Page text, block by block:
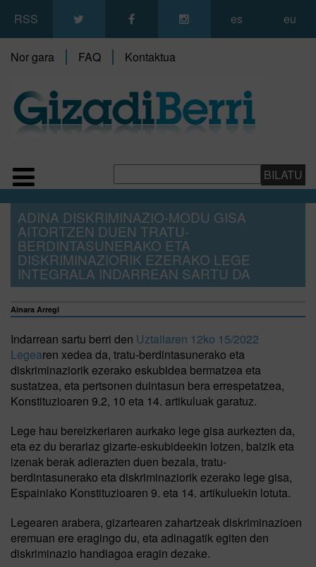
RSS es eu
Nor gara FAQ Kontaktua
ADINA DISKRIMINAZIO-MODU GISA
AITORTZEN DUEN TRATU-
BERDINTASUNERAKO ETA
DISKRIMINAZIORIK EZERAKO LEGE
INTEGRALA INDARREAN SARTU DA
Ainara Arregi
Indarrean sartu berri den Uztailaren 12ko 15/2022
Legearen xedea da, tratu-berdintasunerako eta
diskriminaziorik ezerako eskubidea bermatzea eta
sustatzea, eta pertsonen duintasun bera errespetatzea,
Konstituzioaren 9.2, 10 eta 14. artikuluak garatuz.
Lege hau bereizkeriaren aurkako lege gisa aurkezten da,
eta ez du berariaz gizarte-eskubideekin lotzen, baizik eta
izenak berak adierazten duen bezala, tratu-
berdintasunerako eta diskriminaziorik ezerako lege gisa,
Espainiako Konstituzioaren 9. eta 14. artikuluekin lotuta.
Legearen arabera, gizartearen zahartzeak diskriminazioen
eremuan ere eragingo du, eta adinagatik egiten den
diskriminazio handiagoa eragin dezake.